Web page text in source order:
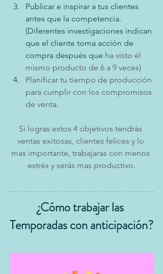
Publicar e inspirar a tus clientes
antes que la competencia.
(Diferentes investigaciones indican
que el cliente toma acción de
compra después que ha visto él
mismo producto de 6 a 9 veces)
Planificar tu tiempo de producción
para cumplir con los compromisos
de venta.
Si logras estos 4 objetivos tendrás
ventas exitosas, clientes felices y lo
mas importante, trabajaras con menos
estrés y serás mas productivo.
¿Cómo trabajar las
Temporadas con anticipación?